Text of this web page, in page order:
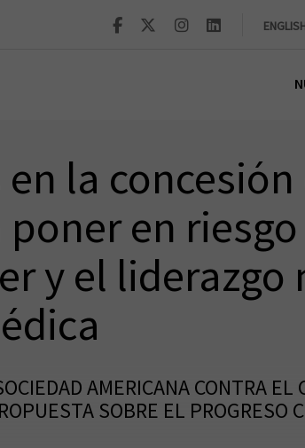
la concesión
en
y el
AMERICANA CONTRA
SOBRE EL PROGRESO